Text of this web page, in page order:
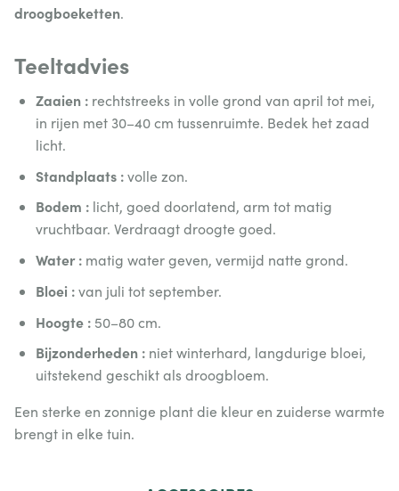
droogboeketten.
Teeltadvies
Zaaien : rechtstreeks in volle grond van april tot mei,
in rijen met 30–40 cm tussenruimte. Bedek het zaad
licht.
Standplaats :volle zon.
Bodem : licht, goed doorlatend, arm tot matig
vruchtbaar. Verdraagt droogte goed.
Water : matig water geven, vermijd natte grond.
Bloei :van juli tot september.
Hoogte : 50–80 cm.
Bijzonderheden : niet winterhard, langdurige bloei,
uitstekend geschikt als droogbloem.
Een sterke en zonnige plant die kleur en zuiderse warmte
brengt in elke tuin.